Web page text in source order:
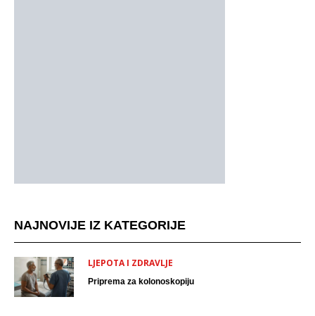
NAJNOVIJE IZ KATEGORIJE
LJEPOTA I ZDRAVLJE
Priprema za kolonoskopiju